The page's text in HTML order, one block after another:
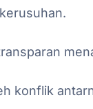
konflik